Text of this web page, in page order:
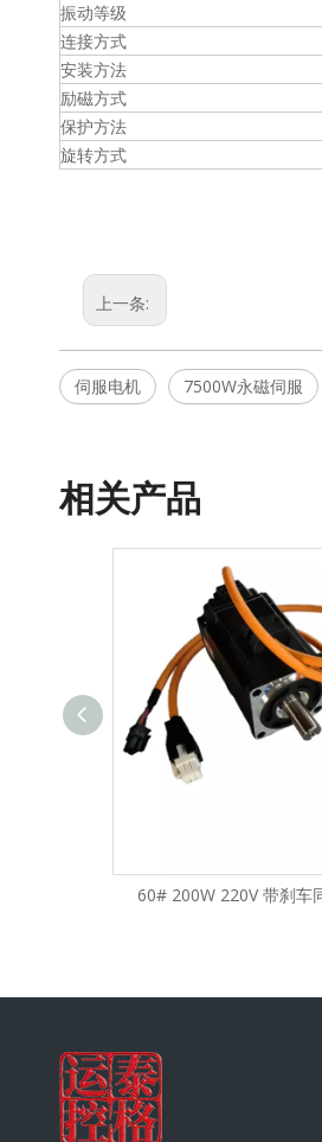
振动等级
连接方式
安装方法
励磁方式
保护方法
旋转方式
上一条:
伺服电机 7500W永磁伺服
相关产品
60# 200W 220V 带刹车